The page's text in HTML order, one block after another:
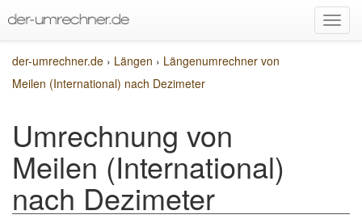
der-umrechner.de › Längen › Längenumrechner von
Meilen (International) nach Dezimeter
Umrechnung von
Meilen (International)
nach Dezimeter